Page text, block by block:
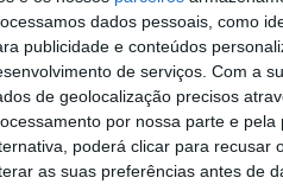
dados pessoais, como
publicidade e conteúdos
de serviços. Com a
de geolocalização precisos
por nossa parte e
poderá clicar para recusar
as suas preferências antes de
de
do...